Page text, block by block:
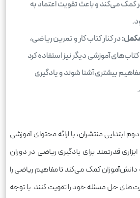
کمک می‌کند و باعث تقویت اعتماد به
مکمل:در کنار کتاب کار و تمرین ریاضی،
آموزشی دیگر نیز استفاده کرد
بیشتری آشنا شوند و یادگیری
ابتدایی منتشران، با ارائه محتوای آموزشی
قدرتمند برای یادگیری ریاضی در دوران
دانش‌آموزان کمک می‌کند تا مفاهیم ریاضی را
حل مسئله خود را تقویت کنند. با توجه